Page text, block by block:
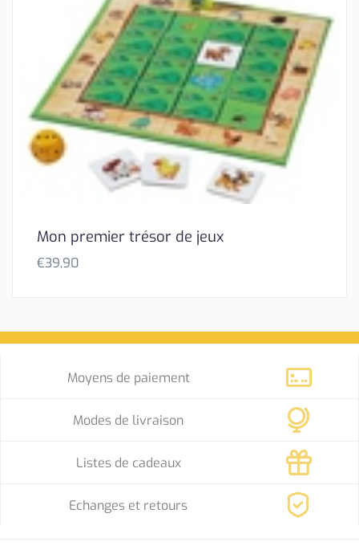
Mon premier trésor de jeux
€39,90
Moyens de paiement
Modes de livraison
Listes de cadeaux
Echanges et retours